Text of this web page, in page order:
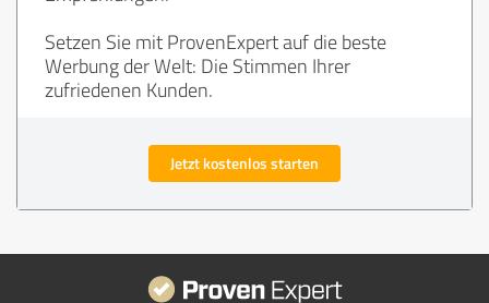
Setzen Sie mit ProvenExpert auf die beste
Werbung der Welt: Die Stimmen Ihrer
zufriedenen Kunden.
Jetzt kostenlos starten